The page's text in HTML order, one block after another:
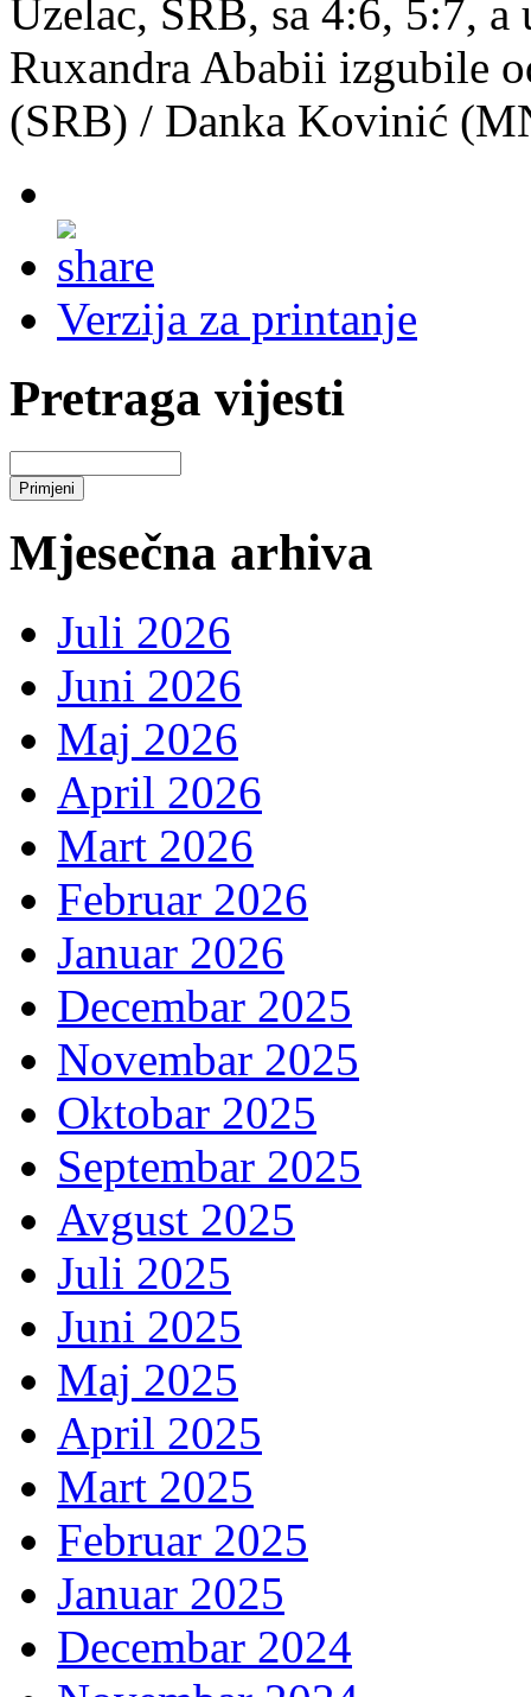
Uzelac, SRB, sa 4:6, 5:7,
Ruxandra Ababii izgubile
(SRB) / Danka Kovinić
Verzija za printanje
Pretraga vijesti
Mjesečna arhiva
Juli 2026
Juni 2026
Maj 2026
April 2026
Mart 2026
Februar 2026
Januar 2026
Decembar 2025
Novembar 2025
Oktobar 2025
Septembar 2025
Avgust 2025
Juli 2025
Juni 2025
Maj 2025
April 2025
Mart 2025
Februar 2025
Januar 2025
Decembar 2024